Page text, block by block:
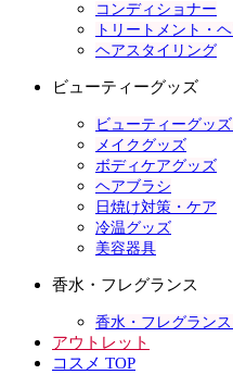
コンディショナー
トリートメント・
ヘアスタイリング
ビューティーグッズ
ビューティーグッ
メイクグッズ
ボディケアグッズ
ヘアブラシ
日焼け対策・ケア
冷温グッズ
美容器具
香水・フレグランス
香水・フレグラン
アウトレット
コスメ TOP